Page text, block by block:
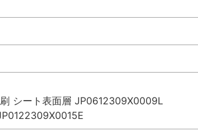
シート表面層 JP0612309X0009L